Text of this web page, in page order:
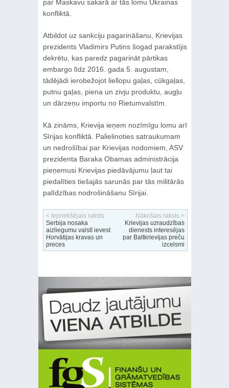
par Maskavu sakarā ar tās lomu Ukrainas
konfliktā.
Atbildot uz sankciju pagarināšanu, Krievijas
prezidents Vladimirs Putins šogad parakstījis
dekrētu, kas paredz pagarināt pārtikas
embargo līdz 2016. gada 5. augustam,
tādējādi ierobežojot liellopu gaļas, cūkgaļas,
putnu gaļas, piena un zivju produktu, augļu
un dārzeņu importu no Rietumvalstīm.
Kā zināms, Krievija ieņem nozīmīgu lomu arī
Sīrijas konfliktā. Palielinoties satraukumam
un nedrošībai par Krievijas nodomiem, ASV
prezidenta Baraka Obamas administrācija
pieņemusi Krievijas piedāvājumu ļaut tai
piedalīties tiešajās sarunās par tās militārās
palīdzības nodrošināšanu Sīrijai.
< Iepriekšējais raksts
Serbija nosaka
aizliegumu valstī ievest
Horvātijas kravas un
preces
Nākošais raksts >
Krievijas uzraudzības
dienests interesējas
par Baltkrievijas preču
izcelsmi